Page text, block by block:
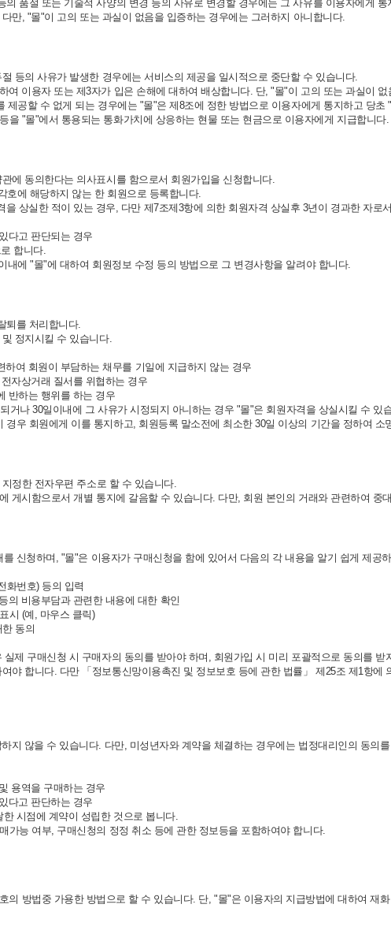
품절 또는 기술적 사양의 변경 등의 사유로 변경할 경우에는 그 사유를 이용자에게
만, "몰"이 고의 또는 과실이 없음을 입증하는 경우에는 그러하지 아니합니다.
등의 사유가 발생한 경우에는 서비스의 제공을 일시적으로 중단할 수 있습니다.
이용자 또는 제3자가 입은 손해에 대하여 배상합니다. 단, "몰"이 고의 또는 과실이
공할 수 없게 되는 경우에는 "몰"은 제8조에 정한 방법으로 이용자에게 통지하고 당
을 "몰"에서 통용되는 통화가치에 상응하는 현물 또는 현금으로 이용자에게 지급합니다.
에 동의한다는 의사표시를 함으로서 회원가입을 신청합니다.
호에 해당하지 않는 한 회원으로 등록합니다.
상실한 적이 있는 경우, 다만 제7조제3항에 의한 회원자격 상실후 3년이 경과한 자로
다고 판단되는 경우
합니다.
에 "몰"에 대하여 회원정보 수정 등의 방법으로 그 변경사항을 알려야 합니다.
퇴를 처리합니다.
정지시킬 수 있습니다.
여 회원이 부담하는 채무를 기일에 지급하지 않는 경우
자상거래 질서를 위협하는 경우
반하는 행위를 하는 경우
거나 30일이내에 그 사유가 시정되지 아니하는 경우 "몰"은 회원자격을 상실시킬 수 있
우 회원에게 이를 통지하고, 회원등록 말소전에 최소한 30일 이상의 기간을 정하여 소
정한 전자우편 주소로 할 수 있습니다.
게시함으로서 개별 통지에 갈음할 수 있습니다. 다만, 회원 본인의 거래와 관련하여 중
신청하며, "몰"은 이용자가 구매신청을 함에 있어서 다음의 각 내용을 알기 쉽게 제공
화번호) 등의 입력
의 비용부담과 관련한 내용에 대한 확인
시 (예, 마우스 클릭)
동의
제 구매신청 시 구매자의 동의를 받아야 하며, 회원가입 시 미리 포괄적으로 동의를
야 합니다. 다만 「정보통신망이용촉진 및 정보보호 등에 관한 법률」 제25조 제1항
지 않을 수 있습니다. 다만, 미성년자와 계약을 체결하는 경우에는 법정대리인의 동의
용역을 구매하는 경우
다고 판단하는 경우
시점에 계약이 성립한 것으로 봅니다.
능 여부, 구매신청의 정정 취소 등에 관한 정보등을 포함하여야 합니다.
의 방법중 가용한 방법으로 할 수 있습니다. 단, "몰"은 이용자의 지급방법에 대하여 재